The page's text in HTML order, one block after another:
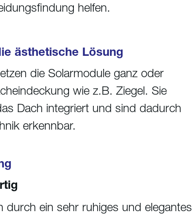
helfen.
ästhetische Lösung
die Solarmodule ganz oder
wie z.B. Ziegel. Sie
Dach integriert und sind dadurch
erkennbar.
durch ein sehr ruhiges und elegantes